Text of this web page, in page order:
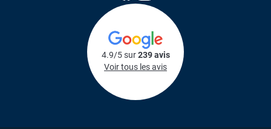
4.9/5 sur239 avis
Voir tous les avis